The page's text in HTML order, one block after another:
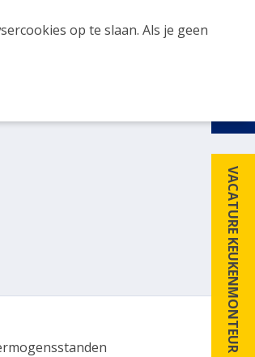
VACATURE KEUKENMONTEUR
met elkaar. Klik hier voor
op te slaan. Als je geen